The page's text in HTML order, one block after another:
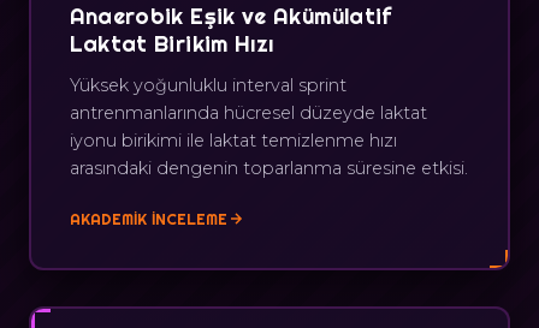
Anaerobik Eşik ve Akümülatif
Laktat Birikim Hızı
Yüksek yoğunluklu interval sprint
antrenmanlarında hücresel düzeyde laktat
iyonu birikimi ile laktat temizlenme hızı
arasındaki dengenin toparlanma süresine etkisi.
AKADEMIK İNCELEME